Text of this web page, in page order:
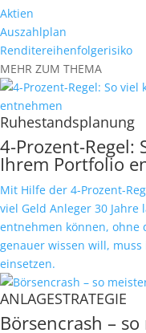
Aktien
Auszahlplan
Renditereihenfolgerisiko
MEHR ZUM THEMA
Ruhestandsplanung
4-Prozent-Regel:
Ihrem Portfolio
Mit Hilfe der 4-Prozent-
viel Geld Anleger 30
entnehmen können, ohne
genauer wissen will,
einsetzen.
ANLAGESTRATEGIE
Börsencrash –